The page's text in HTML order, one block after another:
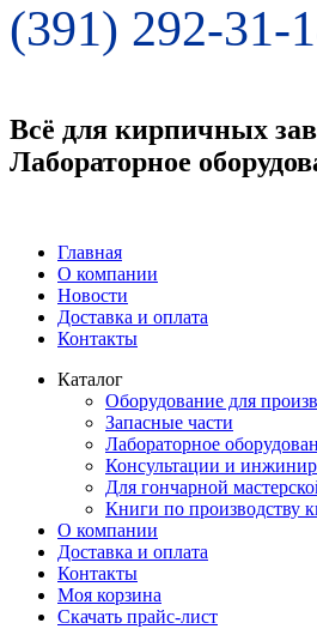
(391) 292-31-
Всё для кирпичных
Лабораторное
Главная
О компании
Новости
Доставка и оплата
Контакты
Каталог
Оборудование для
Запасные части
Лабораторное
Консультации и
Для гончарной
Книги по производству
О компании
Доставка и оплата
Контакты
Моя корзина
Скачать прайс-лист